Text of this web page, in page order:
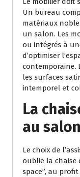
Un bureau
matériaux
un salon. Les
ou intégrés à
d’optimiser
contemporaine.
les surfaces
intemporel et
La
au salon
Le choix de
oublie la chaise
space”, au